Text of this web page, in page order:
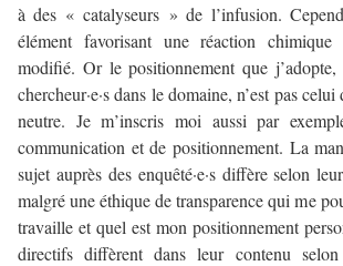
à des « catalyseurs » de l’infusion.
élément favorisant une réaction
modifié. Or le positionnement que
chercheur·e·s dans le domaine, n’est pas
neutre. Je m’inscris moi aussi par
communication et de positionnement. La
sujet auprès des enquêté·e·s diffère selon
malgré une éthique de transparence qui me
travaille et quel est mon positionnement
directifs diffèrent dans leur contenu selon